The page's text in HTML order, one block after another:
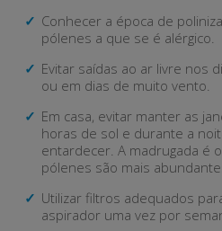
Conhecer a época de
pólenes a que se é alérgico.
Evitar saídas ao ar livre nos
ou em dias de muito vento.
Em casa, evitar manter as
horas de sol e durante a
entardecer. A madrugada é
pólenes são mais
Utilizar filtros adequados
aspirador uma vez por